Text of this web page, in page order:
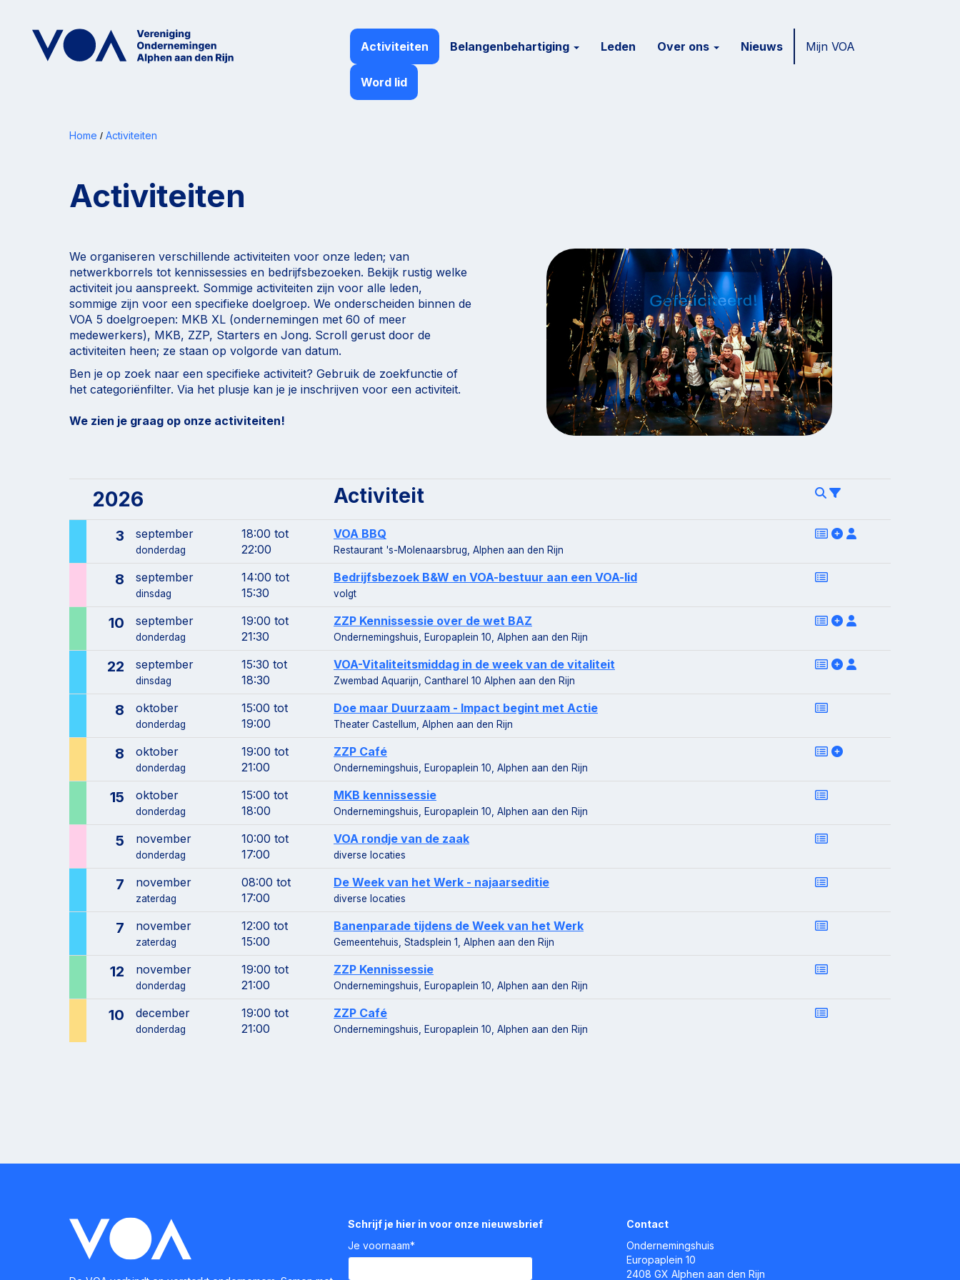
Activiteiten Belangenbehartiging Leden Over ons Nieuws Mijn VOA
Word lid
Home / Activiteiten
Activiteiten
We organiseren verschillende activiteiten voor onze leden; van
netwerkborrels tot kennissessies en bedrijfsbezoeken. Bekijk rustig welke
activiteit jou aanspreekt. Sommige activiteiten zijn voor alle leden,
sommige zijn voor een specifieke doelgroep. We onderscheiden binnen de
VOA 5 doelgroepen: MKB XL (ondernemingen met 60 of meer
medewerkers), MKB, ZZP, Starters en Jong. Scroll gerust door de
activiteiten heen; ze staan op volgorde van datum.
Ben je op zoek naar een specifieke activiteit? Gebruik de zoekfunctie of
het categoriënfilter. Via het plusje kan je je inschrijven voor een activiteit.
We zien je graag op onze activiteiten!
2026 Activiteit
3 september
donderdag
18:00 tot
22:00
VOA BBQ
Restaurant 's-Molenaarsbrug, Alphen aan den Rijn
8 september
dinsdag
14:00 tot
15:30
Bedrijfsbezoek B&W en VOA-bestuur aan een VOA-lid
volgt
10 september
donderdag
19:00 tot
21:30
ZZP Kennissessie over de wet BAZ
Ondernemingshuis, Europaplein 10, Alphen aan den Rijn
22 september
dinsdag
15:30 tot
18:30
VOA-Vitaliteitsmiddag in de week van de vitaliteit
Zwembad Aquarijn, Cantharel 10 Alphen aan den Rijn
8 oktober
donderdag
15:00 tot
19:00
Doe maar Duurzaam - Impact begint met Actie
Theater Castellum, Alphen aan den Rijn
8 oktober
donderdag
19:00 tot
21:00
ZZP Café
Ondernemingshuis, Europaplein 10, Alphen aan den Rijn
15 oktober
donderdag
15:00 tot
18:00
MKB kennissessie
Ondernemingshuis, Europaplein 10, Alphen aan den Rijn
5 november
donderdag
10:00 tot
17:00
VOA rondje van de zaak
diverse locaties
7 november
zaterdag
08:00 tot
17:00
De Week van het Werk - najaarseditie
diverse locaties
7 november
zaterdag
12:00 tot
15:00
Banenparade tijdens de Week van het Werk
Gemeentehuis, Stadsplein 1, Alphen aan den Rijn
12 november
donderdag
19:00 tot
21:00
ZZP Kennissessie
Ondernemingshuis, Europaplein 10, Alphen aan den Rijn
10 december
donderdag
19:00 tot
21:00
ZZP Café
Ondernemingshuis, Europaplein 10, Alphen aan den Rijn
Schrijf je hier in voor onze nieuwsbrief
Je voornaam*
Contact
Ondernemingshuis
Europaplein 10
2408 GX Alphen aan den Rijn